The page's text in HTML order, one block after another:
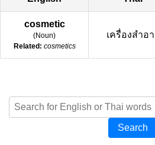
cosmetic
(Noun)
Related: cosmetics
เครื่องสำอา
Search